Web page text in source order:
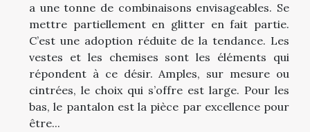
a une tonne de combinaisons envisageables. Se
mettre partiellement en glitter en fait partie.
C’est une adoption réduite de la tendance. Les
vestes et les chemises sont les éléments qui
répondent à ce désir. Amples, sur mesure ou
cintrées, le choix qui s’offre est large. Pour les
bas, le pantalon est la pièce par excellence pour
être...